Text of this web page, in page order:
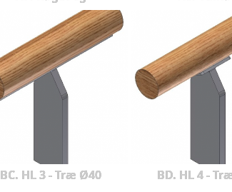
BC. HL 3 - Træ Ø40 BD. HL 4 -